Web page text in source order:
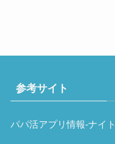
参考サイト
パパ活アプリ情報-ナイ